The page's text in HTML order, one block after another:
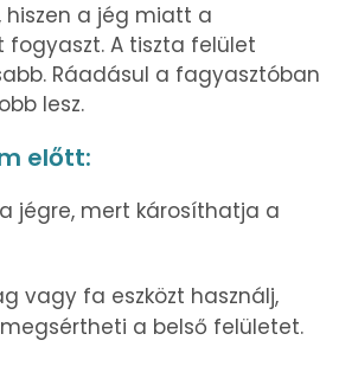
hiszen a jég miatt a
A tiszta felület
Ráadásul a fagyasztóban
lesz.
előtt:
jégre, mert károsíthatja a
vagy fa eszközt használj,
a belső felületet.